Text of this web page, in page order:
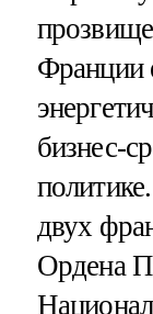
Франции
бизнес-
двух
Ордена